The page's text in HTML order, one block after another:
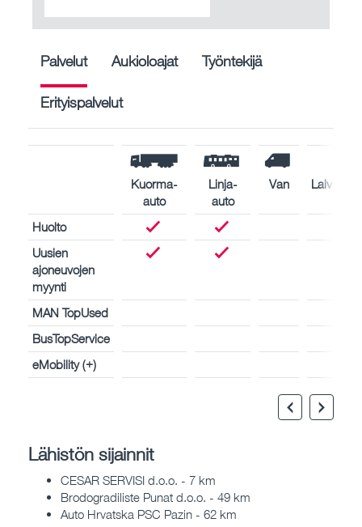
Palvelut Aukioloajat Työntekijä
Erityispalvelut
Kuorma-
auto
Linja-
auto
Van
Huolto
Uusien
ajoneuvojen
myynti
MAN TopUsed
BusTopService
eMobility (+)
Lähistön sijainnit
CESAR SERVISI d.o.o. - 7 km
Brodogradiliste Punat d.o.o. - 49 km
Auto Hrvatska PSC Pazin - 62 km